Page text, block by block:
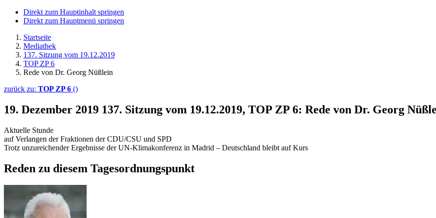
Direkt zum Hauptinhalt springen
Direkt zum Hauptmenü springen
Startseite
Mediathek
137. Sitzung vom 19.12.2019
TOP ZP 6
Rede von Dr. Georg Nüßlein
zurück zu: TOP ZP 6 ()
19. Dezember 2019 137. Sitzung vom 19.12.2019, TOP ZP 6: Rede von Dr. Georg
Aktuelle Stunde
auf Verlangen der Fraktionen der CDU/CSU und SPD
Trotz unzureichender Ergebnisse der UN-Klimakonferenz in Madrid – Deutschland bleibt auf Kurs
Reden zu diesem Tagesordnungspunkt